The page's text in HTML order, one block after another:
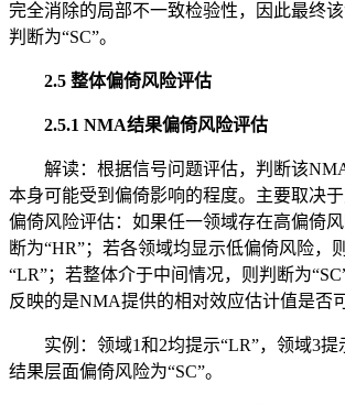
完全消除的局部不一致检验性，因此最终
判断为“SC”。
2.5 整体偏倚风险评估
2.5.1 NMA结果偏倚风险评估
解读：根据信号问题评估，判断该
本身可能受到偏倚影响的程度。主要取决
偏倚风险评估：如果任一领域存在高偏倚
断为“HR”；若各领域均显示低偏倚风险，
“LR”；若整体介于中间情况，则判断为
反映的是NMA提供的相对效应估计值是否
实例：领域1和2均提示“LR”，领域3提
结果层面偏倚风险为“SC”。